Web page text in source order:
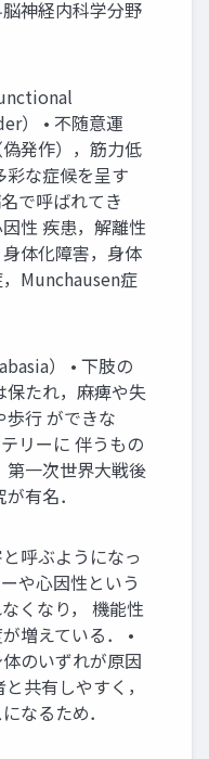
神経内科学分野
） • 不随意運
発作），筋力低
彩な症候を呈す
で呼ばれてき
性 疾患，解離性
体化障害，身体
Munchausen症
） • 下肢の
保たれ，麻痺や失
歩行 ができな
リーに 伴うもの
第一次世界大戦後
有名．
呼ぶようになっ
や心因性という
くなり， 機能性
増えている． •
のいずれが原因
共有しやすく，
なるため．